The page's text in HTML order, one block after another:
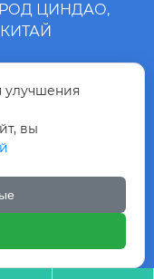
ЦИНДАО,
ЦИНДАО
улучшения
вы